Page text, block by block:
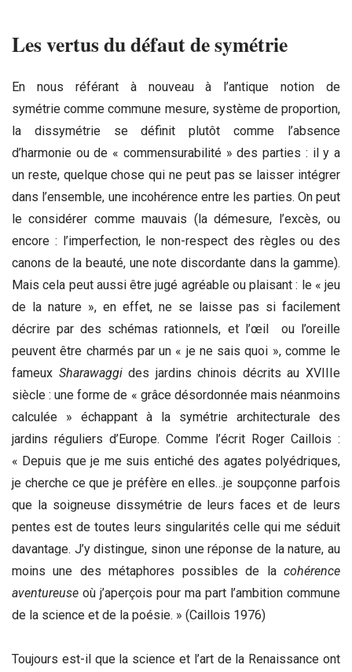
Les vertus du défaut de symétrie
En nous référant à nouveau à l’antique notion de
symétrie comme commune mesure, système de proportion,
la dissymétrie se définit plutôt comme l’absence
d’harmonie ou de « commensurabilité » des parties : il y a
un reste, quelque chose qui ne peut pas se laisser intégrer
dans l’ensemble, une incohérence entre les parties. On peut
le considérer comme mauvais (la démesure, l’excès, ou
encore : l’imperfection, le non-respect des règles ou des
canons de la beauté, une note discordante dans la gamme).
Mais cela peut aussi être jugé agréable ou plaisant : le « jeu
de la nature », en effet, ne se laisse pas si facilement
décrire par des schémas rationnels, et l’œil ou l’oreille
peuvent être charmés par un « je ne sais quoi », comme le
fameux Sharawaggides jardins chinois décrits au XVIIIe
siècle : une forme de « grâce désordonnée mais néanmoins
calculée » échappant à la symétrie architecturale des
jardins réguliers d’Europe. Comme l’écrit Roger Caillois :
« Depuis que je me suis entiché des agates polyédriques,
je cherche ce que je préfère en elles…je soupçonne parfois
que la soigneuse dissymétrie de leurs faces et de leurs
pentes est de toutes leurs singularités celle qui me séduit
davantage. J’y distingue, sinon une réponse de la nature, au
moins une des métaphores possibles de la cohérence
aventureuse où j’aperçois pour ma part l’ambition commune
de la science et de la poésie. » (Caillois 1976)
Toujours est-il que la science et l’art de la Renaissance ont